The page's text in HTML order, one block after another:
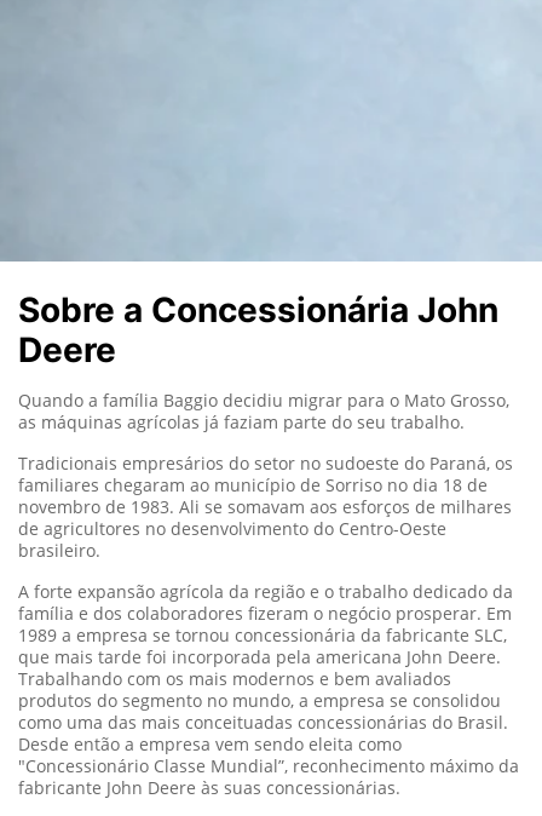
Sobre a Concessionária John
Deere
Quando a família Baggio decidiu migrar para o Mato Grosso,
as máquinas agrícolas já faziam parte do seu trabalho.
Tradicionais empresários do setor no sudoeste do Paraná, os
familiares chegaram ao município de Sorriso no dia 18 de
novembro de 1983. Ali se somavam aos esforços de milhares
de agricultores no desenvolvimento do Centro-Oeste
brasileiro.
A forte expansão agrícola da região e o trabalho dedicado da
família e dos colaboradores fizeram o negócio prosperar. Em
1989 a empresa se tornou concessionária da fabricante SLC,
que mais tarde foi incorporada pela americana John Deere.
Trabalhando com os mais modernos e bem avaliados
produtos do segmento no mundo, a empresa se consolidou
como uma das mais conceituadas concessionárias do Brasil.
Desde então a empresa vem sendo eleita como
"Concessionário Classe Mundial”, reconhecimento máximo da
fabricante John Deere às suas concessionárias.